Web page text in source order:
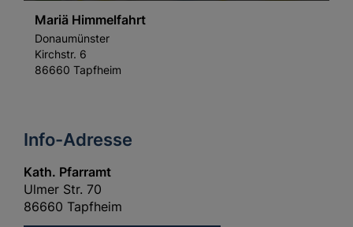
Mariä Himmelfahrt
Donaumünster
Kirchstr. 6
86660 Tapfheim
Info-Adresse
Kath. Pfarramt
Ulmer Str. 70
86660 Tapfheim